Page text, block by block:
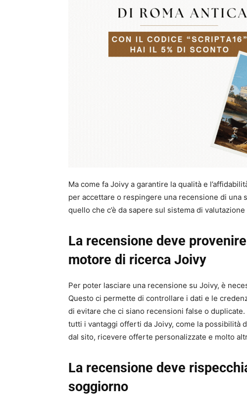
Ma come fa Joivy a garantire la qualità e
per accettare o respingere una recensione di una
quello che c’è da sapere sul sistema di valutazione
La recensione deve
motore di ricerca Joivy
Per poter lasciare una recensione su Joivy, è
Questo ci permette di controllare i dati e le
di evitare che ci siano recensioni false o
tutti i vantaggi offerti da Joivy, come la possibilità
dal sito, ricevere offerte personalizzate e molto
La recensione deve
soggiorno